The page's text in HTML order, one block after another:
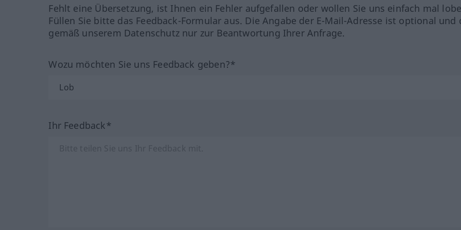
Fehlt eine Übersetzung, ist Ihnen ein Fehler aufgefallen oder wollen Sie uns einfach mal
Füllen Sie bitte das Feedback-Formular aus. Die Angabe der E-Mail-Adresse ist optional und
gemäß unserem Datenschutz nur zur Beantwortung Ihrer Anfrage.
Wozu möchten Sie uns Feedback geben?*
Ihr Feedback*